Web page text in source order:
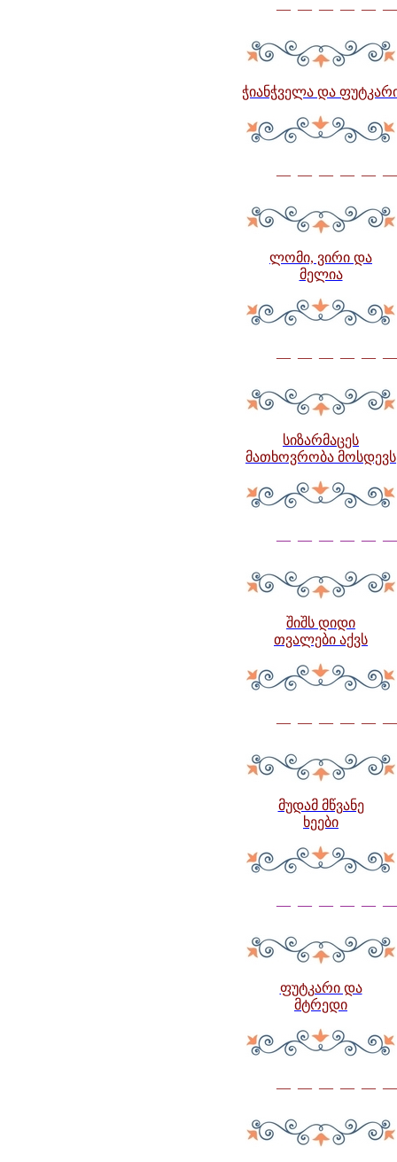
— — — — —
ჭიანჭველა და
— — — — —
ლომი, ვირი და
მელია
— — — — —
სიზარმაცეს
მათხოვრობა მოსდევს
— — — — —
შიშს დიდი
თვალები აქვს
— — — — —
მუდამ მწვანე
ხეები
— — — — —
ფუტკარი და
მტრედი
— — — — —